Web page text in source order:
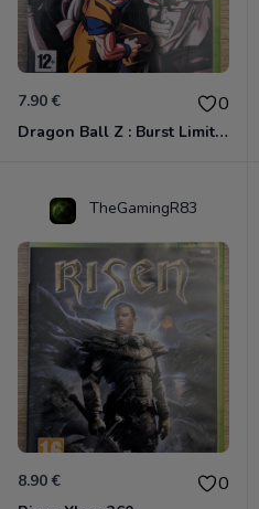
7.90 € 0
Dragon Ball Z : Burst Limit Xbox 360
TheGamingR83
8.90 € 0